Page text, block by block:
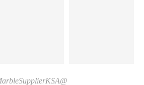
@MarbleSupplierKSA